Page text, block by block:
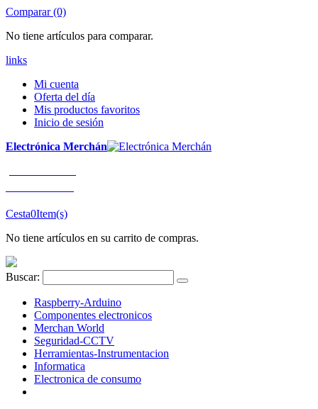
Comparar (0)
No tiene artículos para comparar.
links
Mi cuenta
Oferta del día
Mis productos favoritos
Inicio de sesión
Electrónica Merchán
Cesta0Item(s)
No tiene artículos en su carrito de compras.
Buscar:
Raspberry-Arduino
Componentes electronicos
Merchan World
Seguridad-CCTV
Herramientas-Instrumentacion
Informatica
Electronica de consumo